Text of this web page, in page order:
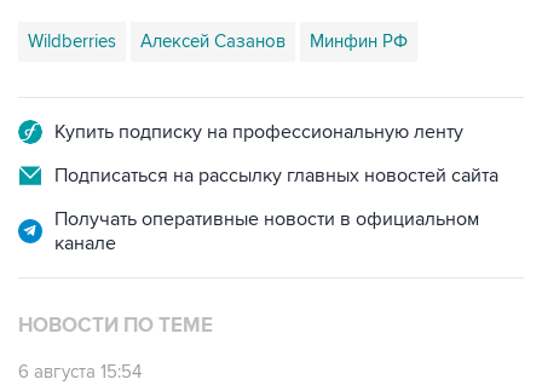
Wildberries Алексей Сазанов Минфин РФ
Купить подписку на профессиональную ленту
Подписаться на рассылку главных новостей сайта
Получать оперативные новости в официальном
канале
НОВОСТИ ПО ТЕМЕ
6 августа 15:54